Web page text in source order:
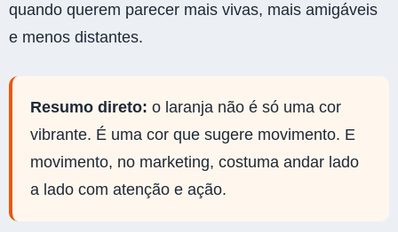
quando querem parecer mais vivas, mais amigáveis
e menos distantes.
Resumo direto: o laranja não é só uma cor
vibrante. É uma cor que sugere movimento. E
movimento, no marketing, costuma andar lado
a lado com atenção e ação.